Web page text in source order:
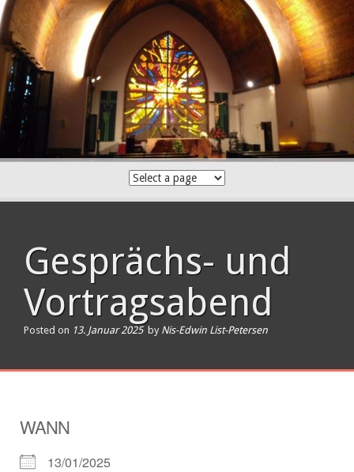
Skip
to
content
Gesprächs- und
Vortragsabend
Posted on 13. Januar 2025 by Nis-Edwin List-Petersen
WANN
13/01/2025